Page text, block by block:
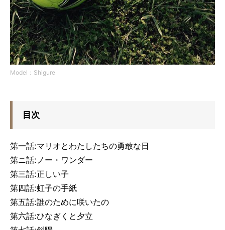
Model：Shigure
目次
第一話:マリオとわたしたちの勇敢な日
第ニ話:ノー・ワンダー
第三話:正しい子
第四話:虹子の手紙
第五話:誰のために咲いたの
第六話:ひなぎくと夕立